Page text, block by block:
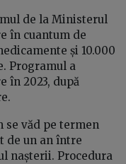
de la Ministerul
în cuantum de
și 10.000
Programul a
în 2023, după
se văd pe termen
de un an între
nașterii. Procedura